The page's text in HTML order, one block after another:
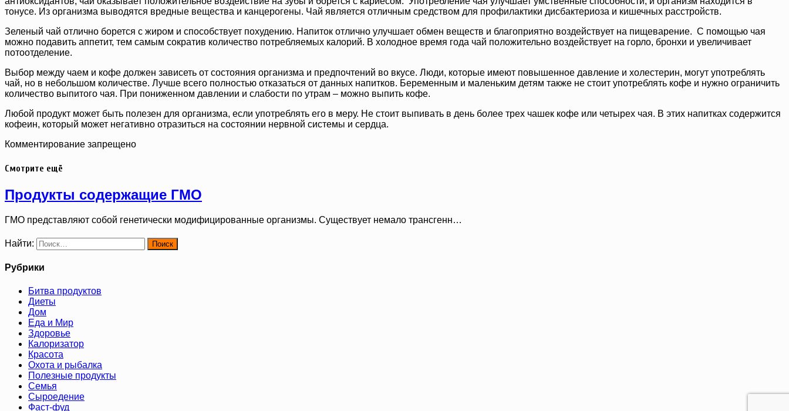
тонусе. Из организма выводятся вредные вещества и канцерогены. Чай является отличным средством для профилактики дисбактериоза и кишечных расстройств.
Зеленый чай отлично борется с жиром и способствует похудению. Напиток отлично улучшает обмен веществ и благоприятно воздействует на пищеварение. С помощью чая
можно подавить аппетит, тем самым сократив количество потребляемых калорий. В холодное время года чай положительно воздействует на горло, бронхи и увеличивает
потоотделение.
Выбор между чаем и кофе должен зависеть от состояния организма и предпочтений во вкусе. Люди, которые имеют повышенное давление и холестерин, могут употреблять
чай, но в небольшом количестве. Лучше всего полностью отказаться от данных напитков. Беременным и маленьким детям также не стоит употреблять кофе и нужно ограничить
количество выпитого чая. При пониженном давлении и слабости по утрам – можно выпить кофе.
Любой продукт может быть полезен для организма, если употреблять его в меру. Не стоит выпивать в день более трех чашек кофе или четырех чая. В этих напитках содержится
кофеин, который может негативно отразиться на состоянии нервной системы и сердца.
Комментирование запрещено
Смотрите ещё
Продукты содержащие ГМО
ГМО представляют собой генетически модифицированные организмы. Существует немало трансгенн…
Найти:
Рубрики
Битва продуктов
Диеты
Дом
Еда и Мир
Здоровье
Калоризатор
Красота
Охота и рыбалка
Полезные продукты
Семья
Сыроедение
Фаст-фуд